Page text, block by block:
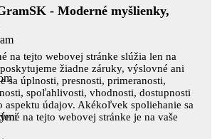
- Moderné myšlienky,
na tejto webovej stránke slúžia len na
žiadne záruky, výslovné ani
sa úplnosti, presnosti, primeranosti,
spoľahlivosti, vhodnosti, dostupnosti
aspektu údajov. Akékoľvek spoliehanie sa
na tejto webovej stránke je na vaše